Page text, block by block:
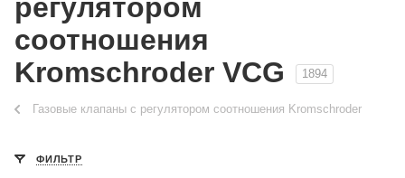
регулятором
соотношения
Kromschroder VCG
1894
Газовые клапаны с регулятором соотношения Kromschroder
ФИЛЬТР